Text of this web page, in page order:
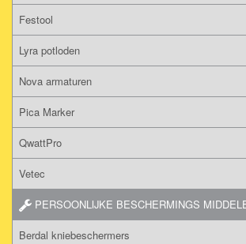
Festool
Lyra potloden
Nova armaturen
Pica Marker
QwattPro
Vetec
PERSOONLIJKE BESCHERMINGS
Berdal kniebeschermers